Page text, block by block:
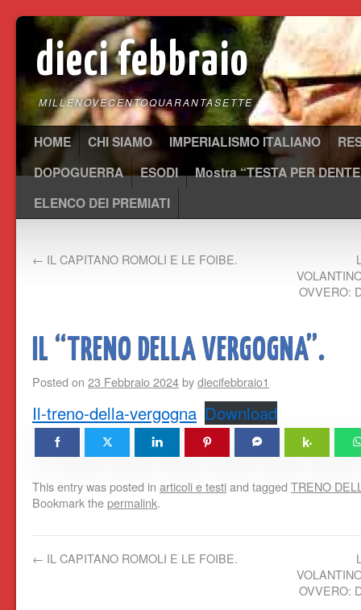
dieci febbraio
MILLENOVECENTOQUARANTASETTE
HOME CHI SIAMO IMPERIALISMO ITALIANO
DOPOGUERRA
ESODI
Mostra “TESTA PER
ELENCO DEI PREMIATI
← IL CAPITANO ROMOLI E LE FOIBE.
OVVERO:
IL “TRENO DELLA VERGOGNA”.
Posted on 23 Febbraio 2024bydiecifebbraio1
Il-treno-della-vergogna Download
This entry was posted in articoli e testiand tagged TRENO
Bookmark thepermalink.
← IL CAPITANO ROMOLI E LE FOIBE.
OVVERO: